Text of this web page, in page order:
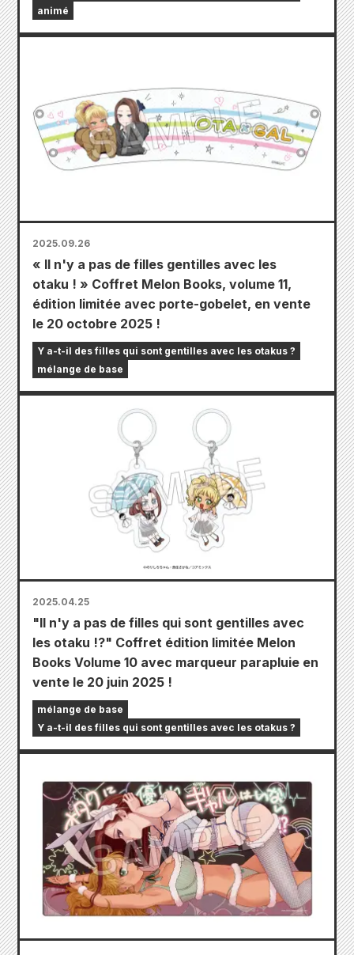
animé
2025.09.26
« Il n'y a pas de filles gentilles avec les
otaku ! » Coffret Melon Books, volume 11,
édition limitée avec porte-gobelet, en vente
le 20 octobre 2025 !
Y a-t-il des filles qui sont gentilles avec les otakus ?
mélange de base
2025.04.25
"Il n'y a pas de filles qui sont gentilles avec
les otaku !?" Coffret édition limitée Melon
Books Volume 10 avec marqueur parapluie en
vente le 20 juin 2025 !
mélange de base
Y a-t-il des filles qui sont gentilles avec les otakus ?